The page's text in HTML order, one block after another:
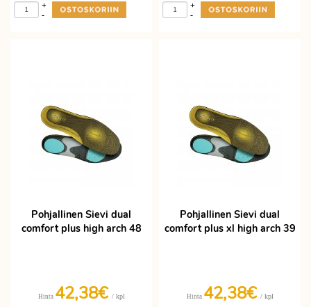
-
+
-
+
Pohjallinen Sievi dual
comfort plus high arch 48
Hinta 42,38€ / kpl
Pohjallinen Sievi dual
comfort plus xl high arch 39
Hinta 42,38€ / kpl